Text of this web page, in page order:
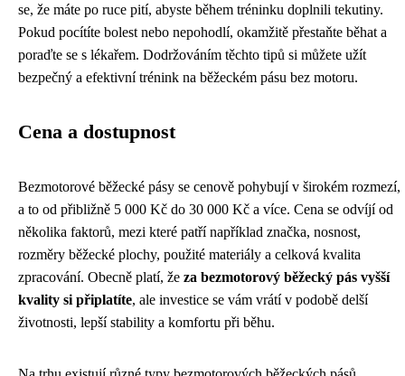
se, že máte po ruce pití, abyste během tréninku doplnili tekutiny.
Pokud pocítíte bolest nebo nepohodlí, okamžitě přestaňte běhat a
poraďte se s lékařem. Dodržováním těchto tipů si můžete užít
bezpečný a efektivní trénink na běžeckém pásu bez motoru.
Cena a dostupnost
Bezmotorové běžecké pásy se cenově pohybují v širokém rozmezí,
a to od přibližně 5 000 Kč do 30 000 Kč a více. Cena se odvíjí od
několika faktorů, mezi které patří například značka, nosnost,
rozměry běžecké plochy, použité materiály a celková kvalita
zpracování. Obecně platí, že za bezmotorový běžecký pás vyšší
kvality si připlatíte, ale investice se vám vrátí v podobě delší
životnosti, lepší stability a komfortu při běhu.